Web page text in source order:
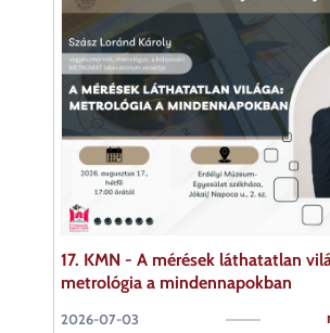
17. KMN - A mérések láthatatlan
metrológia a mindennapokban
2026-07-03